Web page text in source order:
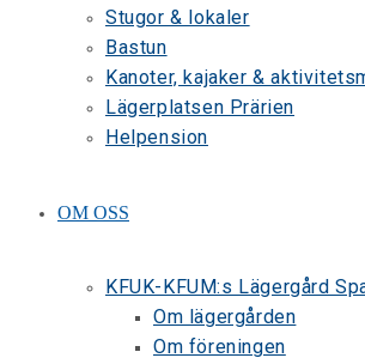
Stugor & lokaler
Bastun
Kanoter, kajaker &
Lägerplatsen Prärien
Helpension
OM OSS
KFUK-KFUM:s Lägergård
Om lägergården
Om föreningen